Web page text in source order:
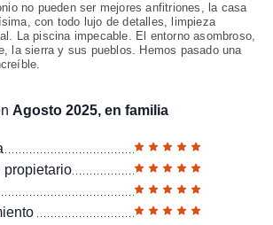
no pueden ser mejores anfitriones, la casa
con todo lujo de detalles, limpieza
La piscina impecable. El entorno asombroso,
la sierra y sus pueblos. Hemos pasado una
Agosto 2025, en familia
propietario